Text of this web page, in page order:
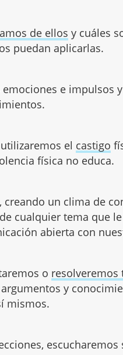
de ellos y cuáles
puedan aplicarlas.
e impulsos
el castigo
física no educa.
un clima de
cualquier tema que
abierta con
o resolveremos
y
mismos.
escucharemos